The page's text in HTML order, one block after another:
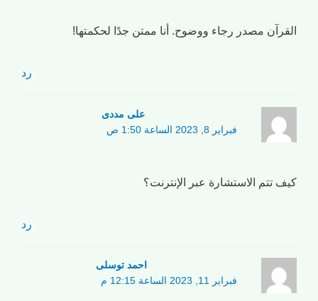
القرآن مصدر رجاء ووضوح. أنا ممتن جدًا لحكمتها!
رد
علی مددی
فبراير 8, 2023 الساعة 1:50 ص
كيف تتم الاستشارة عبر الإنترنت؟
رد
احمد توسلی
فبراير 11, 2023 الساعة 12:15 م